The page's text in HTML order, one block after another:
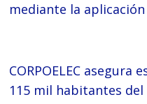
mediante la
‎CORPOELEC
115 mil habitantes